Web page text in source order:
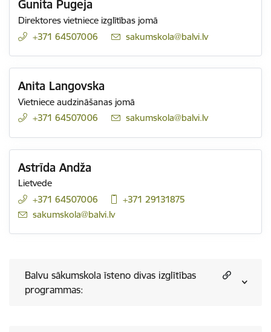
Gunita Pugeja
Direktores vietniece izglītības jomā
+371 64507006
E-pasts:
sakumskola@balvi.lv
Anita Langovska
Vietniece audzināšanas jomā
+371 64507006
E-pasts:
sakumskola@balvi.lv
Astrīda Andža
Lietvede
+371 64507006
+371 29131875
E-pasts:
sakumskola@balvi.lv
Balvu sākumskola īsteno divas izglītības
programmas: